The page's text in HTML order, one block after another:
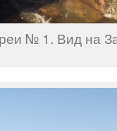
№ 1. Вид на